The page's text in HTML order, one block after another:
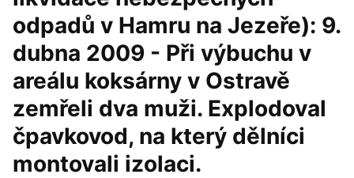
odpadů v Hamru na Jezeře): 9.
dubna 2009 - Při výbuchu v
areálu koksárny v Ostravě
zemřeli dva muži. Explodoval
čpavkovod, na který dělníci
montovali izolaci.